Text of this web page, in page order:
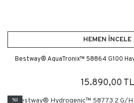
HEMEN İNCELE
Bestway® AquaTronix™ 58864 G100
15.890,00 TL
%1